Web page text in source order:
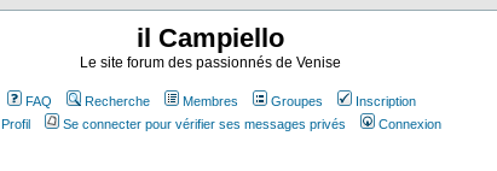
il Campiello
Le site forum des passionnés de Venise
FAQ Recherche Membres Groupes
Inscription
Profil
Se connecter pour vérifier ses messages privés Connexion